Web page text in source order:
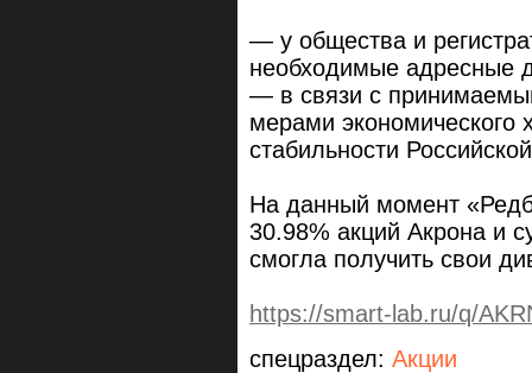
— у общества и
необходимые адресные
— в связи с
мерами экономического
стабильности
На данный момент
30.98% акций Акрона и
смогла получить свои
https://smart-lab.ru/q/
спецраздел: Акции